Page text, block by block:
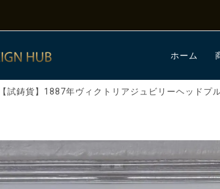
ホーム
【試鋳貨】1887年ヴィクトリアジュビリーヘッドプ